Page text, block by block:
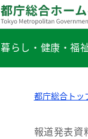
暮らし・健康・福
都庁総合トッ
報道発表資